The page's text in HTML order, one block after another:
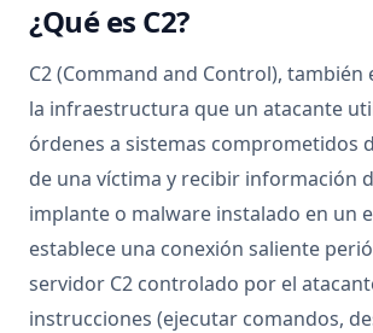
¿Qué es C2?
C2 (Command and Control), también
la infraestructura que un atacante
órdenes a sistemas comprometidos
de una víctima y recibir información
implante o malware instalado en un
establece una conexión saliente
servidor C2 controlado por el
instrucciones (ejecutar comandos,